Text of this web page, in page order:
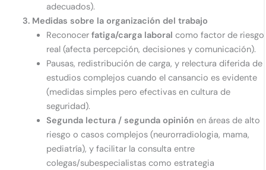
adecuados).
3. Medidas sobre la organización del trabajo
Reconocerfatiga/carga laboral como factor de riesgo
real (afecta percepción, decisiones y comunicación).
Pausas, redistribución de carga, y relectura diferida de
estudios complejos cuando el cansancio es evidente
(medidas simples pero efectivas en cultura de
seguridad).
Segunda lectura / segunda opinión en áreas de alto
riesgo o casos complejos (neurorradiologia, mama,
pediatría), y facilitar la consulta entre
colegas/subespecialistas como estrategia